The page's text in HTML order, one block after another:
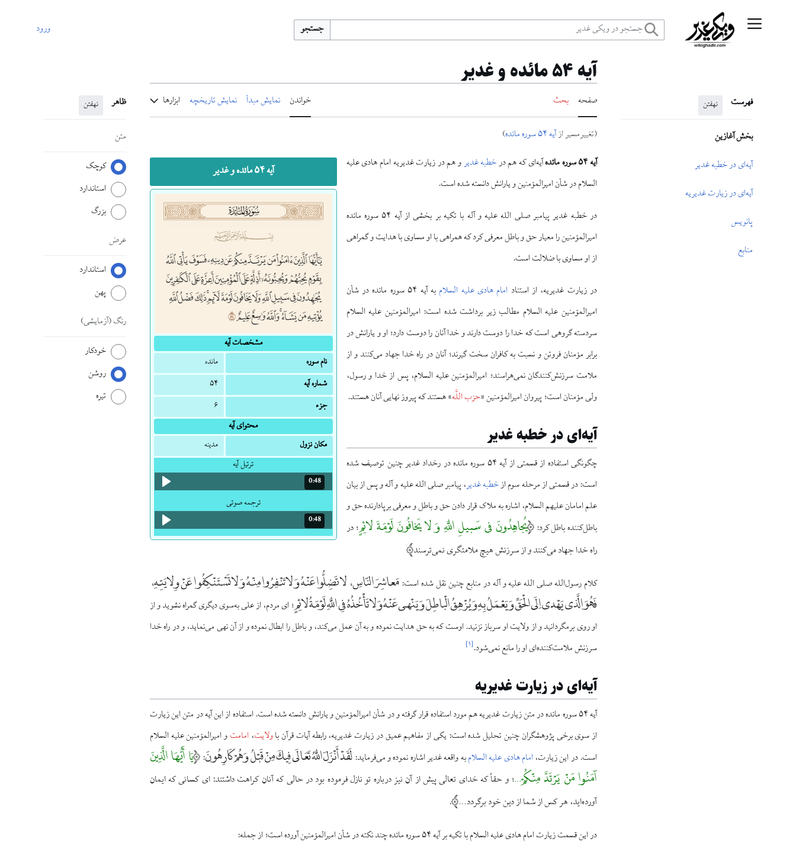
منوی اصلی جستجو ورود
فهرست نهفتن
بخش آغازین
آیه‌ای در خطبه غدیر
آیه‌ای در زیارت غدیریه
پانویس
منابع
آيه ۵۴ مائده و غدیر
صفحه بحث خواندن نمایش مبدأ نمایش تاریخچه ابزارها ظاهر نهفتن
متن
کوچک
استاندارد
بزرگ
عرض
استاندارد
پهن
رنگ(آزمایشی)
خودکار
روشن
تیره
(تغییرمسیر ازآیه ۵۴ سوره مائده )
آیه ۵۴ مائده و غدیر
مشخصات آیه
نام سوره
مائده
شماره آیه
۵۴
جزء
۶
محتوای آیه
مکان نزول
مدینه
ترتیل آیه
مدت: 48 ثانیه
0:48
ترجمه صوتی
مدت: 48 ثانیه
0:48
آیه ۵۴ سوره مائده آیه‌ای که هم درخطبه غدیرو هم در زیارت غدیریه امام هادی علیه
السلام در شأن امیرالمؤمنین و یارانش دانسته شده است.
در خطبه غدیر پیامبر صلی الله علیه و آله با تکیه بر بخشی از آیه ۵۴ سوره مائده
امیرالمؤمنین را معیار حق و باطل معرفی کرد که همراهی با او مساوی با هدایت و گمراهی
از او مساوی با ضلالت است.
در زیارت غدیریه، از استناد امام هادی علیه السلام
به آیه ۵۴ سوره مائده در شأن
امیرالمؤمنین علیه السلام مطالب زیر برداشت شده است: امیرالمؤمنین علیه السلام
سردسته گروهی است که خدا را دوست دارند و خدا آنان را دوست دارد؛ او و یارانش در
برابر مؤمنان فروتن و نسبت به کافران سخت گیرند؛ آنان در راه خدا جهاد می‌کنند و از
ملامت سرزنش‌کنندگان نمی‌هراسند؛ امیرالمؤمنین علیه السلام، پس از خدا و رسول،
ولی مؤمنان است؛ پیروان امیرالمؤمنین «حزب اللَّه» هستند که پیروز نهایی آنان هستند.
آیه‌ای در خطبه غدیر
چگونگی استفاده از قسمتی از آیه ۵۴ سوره مائده در رخداد غدیر چنین توصیف شده
است: در قسمتی از مرحله سوم ازخطبه غدیر، پیامبر صلی الله علیه و آله و پس از بیان
علم امامان علیهم السلام، اشاره به ملاک قرار دادن حق و باطل و معرفی برپادارنده حق و
باطل‌کننده باطل کرد: یُجاهِدُونَ فی سَبیلِ اللَّهِ وَ لا یَخافُونَ لَوْمَةَ لائِمٍ؛در
راه خدا جهاد می‌کنند و از سرزنش هیچ ملامتگری نمی‌ترسند
کلام رسول‌الله صلی الله علیه و آله در منابع چنین نقل شده است: مَعاشِرَ النّاسِ، لا تَضِلُّوا عَنْهُ وَ لا تَنْفِرُوا مِنْهُ وَ لا تَسْتَنْكِفُوا عَنْ وِلايَتِهِ،
فَهُوَ الَّذى يَهْدى اِلَى الْحَقِّ وَ يَعْمَلُ بِهِ وَ يُزْهِقُ الْباطِلَ وَ يَنْهى عَنْهُ وَ لا تَأْخُذُهُ فِى اللَّهِ لَوْمَةُ لائِمٍ؛ اى مردم، از على به‌سوى ديگرى گمراه نشويد و از
او روى برمگردانيد و از ولايت او سرباز نزنيد. اوست كه به حق هدايت نموده و به آن عمل مى‌كند، و باطل را ابطال نموده و از آن نهى مى‌نمايد، و در راه خدا
سرزنش ملامت‌كننده‌اى او را مانع نمى‌شود.[۱]
آیه‌ای در زیارت غدیریه
آیه ۵۴ سوره مائده در متن زیارت غدیریه هم مورد استفاده قرار گرفته و در شأن امیرالمؤمنین و یارانش دانسته شده است. استفاده از این آیه در متن این زیارت
از سوی برخی پژوهشگران چنین تحلیل شده است: یکی از مفاهیم عمیق در زیارت غدیریه، رابطه آیات قرآن باولایت،امامتو امیرالمؤمنین علیه السلام
است. در این زیارت،امام هادی علیه السلامبه واقعه غدیر اشاره نموده و می‌فرماید: لَقَدْ أَنْزَلَ اللَّهُ تَعَالَى فِيكَ مِنْ قَبْلُ وَ هُمْ كَارِهُونَ:
یَا أَیُّهَا الَّذِینَ
آمَنُوا مَنْ یَرْتَدَّ مِنْکُمْ…؛و حقاً که خدای تعالی پیش از آن نیز درباره تو نازل فرموده بود در حالی که آنان کراهت داشتند: ای کسانی که ایمان
آورده‌اید، هر کس از شما از دین خود برگردد… .
در این قسمت زیارت امام هادی علیه السلام با تکیه بر آیه ۵۴ سوره مائده چند نکته در شأن امیرالمؤمنین آورده است؛ از جمله: